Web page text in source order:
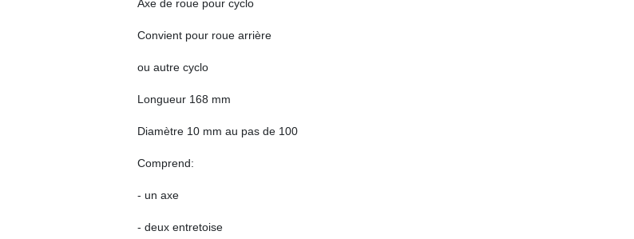
Axe de roue pour cyclo
Convient pour roue arrière
ou autre cyclo
Longueur 168 mm
Diamètre 10 mm au pas de 100
Comprend:
- un axe
- deux entretoise